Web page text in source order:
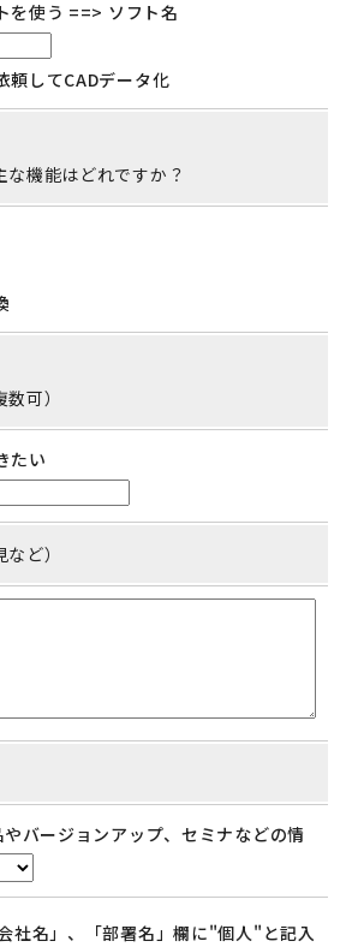
を使う ==> ソフト名
頼してCADデータ化
機能はどれですか？
可）
たい
ど）
バージョンアップ、セミナなどの情
社名」、「部署名」欄に"個人"と記入